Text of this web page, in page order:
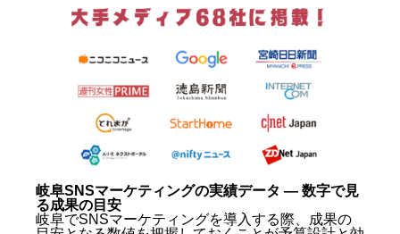
岐阜SNSマーケティングの実績データ — 数字で見
る成果の目安
岐阜でSNSマーケティングを導入する際、成果の
岐阜SNSマーケティングとは何か — 30秒でわかる全
岐阜市場でSNSが特に有効な理由
岐阜SNSマーケティングの費用相場 — プラン別コス
トを比較
岐阜SNSマーケティング会社を選ぶ前に確認すべき5
つのKBF（比較軸）
岐阜SNSマーケティングで選ぶべき会社を比較する —
KBF軸の一覧表
岐阜SNSマーケティングのよくある失敗パターンと対